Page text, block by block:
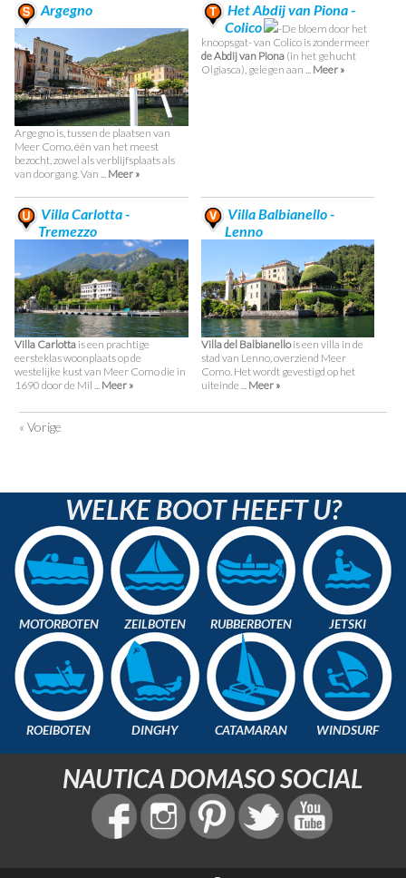
Argegno
Argegno is, tussen de plaatsen van
Meer Como, één van het meest
bezocht, zowel als verblijfsplaats als
van doorgang. Van ... Meer »
Het Abdij van Piona -
Colico
-De bloem door het
knoopsgat- van Colico is zondermeer
de Abdij van Piona(in het gehucht
Olgiasca), gelegen aan ... Meer »
Villa Carlotta -
Tremezzo
Villa Carlotta is een prachtige
eersteklas woonplaats op de
westelijke kust van Meer Como die in
1690 door de Mil ... Meer »
Villa Balbianello -
Lenno
Villa del Balbianellois een villa in de
stad van Lenno, overziend Meer
Como. Het wordt gevestigd op het
uiteinde ... Meer »
« Vorige
WELKE BOOT HEEFT U?
MOTORBOTEN ZEILBOTEN RUBBERBOTEN JETSKI
ROEIBOTEN DINGHY CATAMARAN WINDSURF
NAUTICA DOMASO SOCIAL